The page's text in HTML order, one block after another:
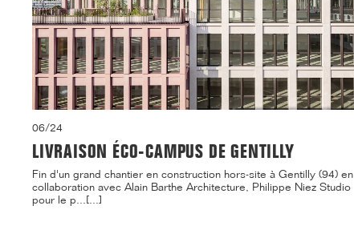
06/24
LIVRAISON ÉCO-CAMPUS DE GENTILLY
Fin d'un grand chantier en construction hors-site à Gentilly (94) en
collaboration avec Alain Barthe Architecture, Philippe Niez Studio
pour le p...[...]